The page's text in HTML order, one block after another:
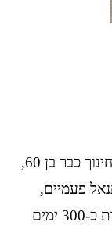
נתנאל חן, מורה להיסטוריה ואזרחות ורכז חינוך כבר בן 60,
פעמיים,
וכשפרצה המלחמה התנדב למילואים ושירת כ-300 ימים